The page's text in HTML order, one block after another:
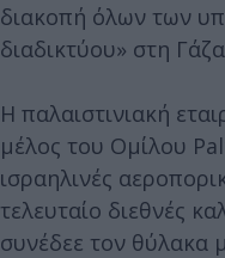
διακοπή όλων των
διαδικτύου» στη
Η παλαιστινιακή
μέλος του Ομίλου
ισραηλινές
τελευταίο διεθνές
συνέδεε τον θύλακα